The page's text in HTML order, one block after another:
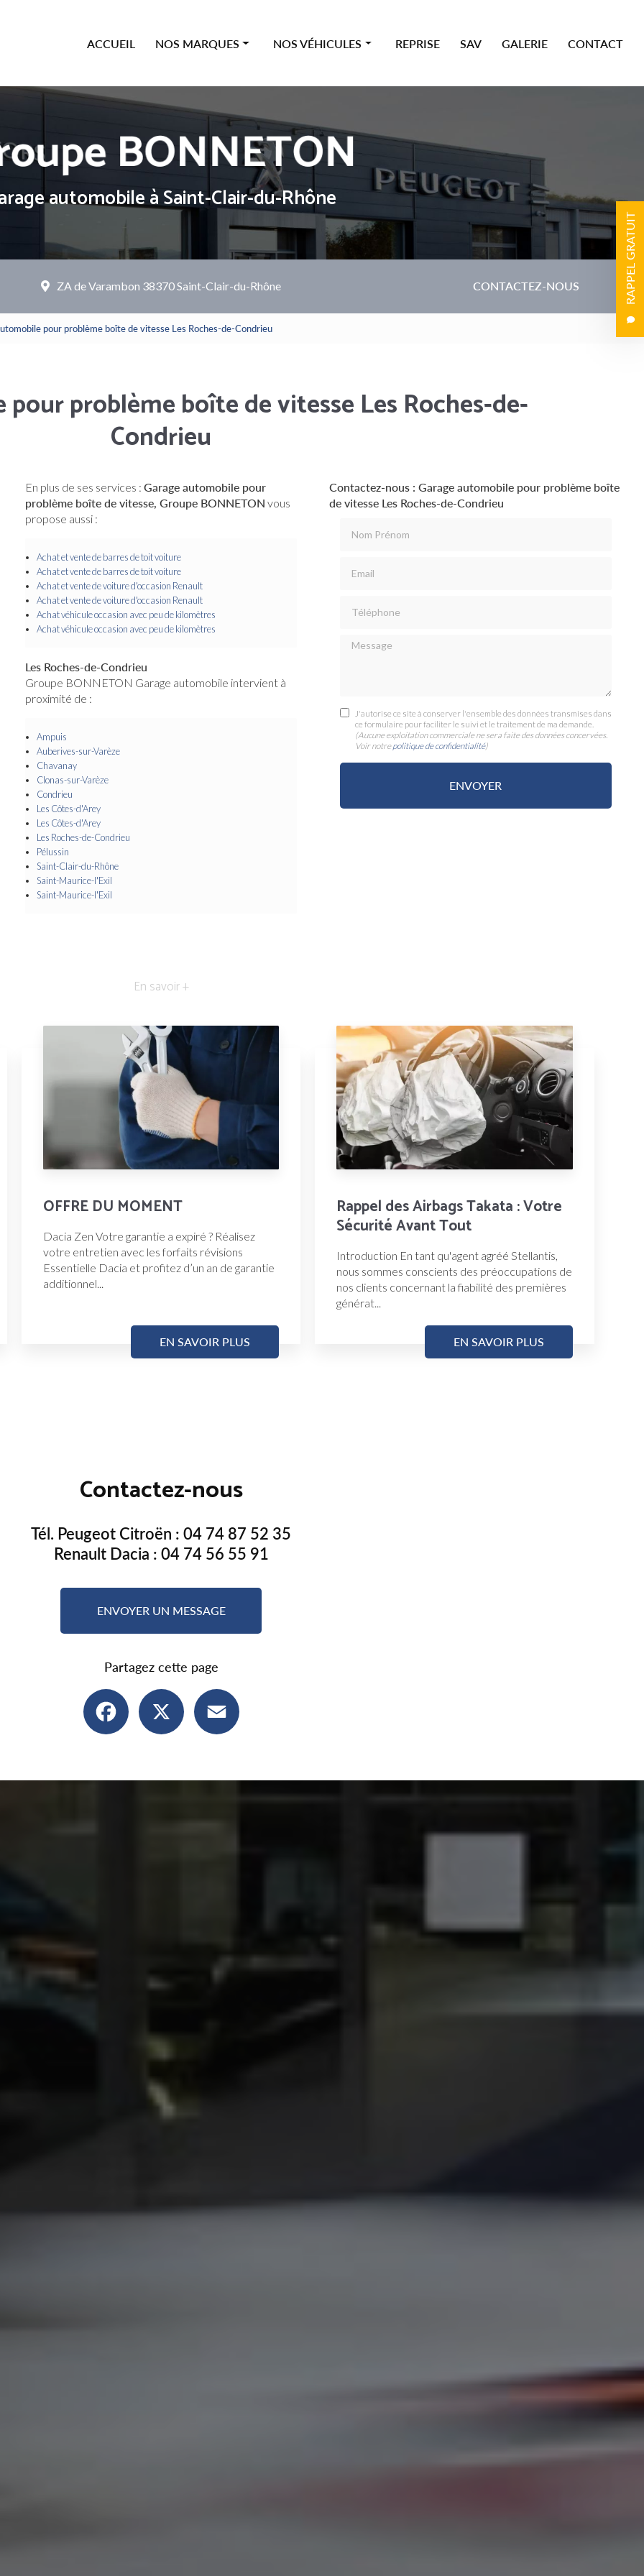
RAPPEL GRATUIT
ACCUEIL NOS MARQUES
Offres Peugeot
Offres Renault
NOS VÉHICULES
Occasions
Véhicules premium
REPRISE SAV GALERIE CONTACT
automobileà Saint-Clair-du-Rhône
ZA de Varambon 38370 Saint-Clair-du-Rhône CONTACTEZ-NOUS
pour problème boîte de vitesse Les Roches-de-Condrieu
problème boîte de vitesse Les Roches-de-
Condrieu
En plus de ses services : Garage automobile pour
problème boîte de vitesse, Groupe BONNETON vous
propose aussi :
Achat et vente de barres de toit voiture
Achat et vente de barres de toit voiture
Achat et vente de voiture d'occasion Renault
Achat et vente de voiture d'occasion Renault
Achat véhicule occasion avec peu de kilomètres
Achat véhicule occasion avec peu de kilomètres
Les Roches-de-Condrieu
Groupe BONNETON Garage automobile intervient à
proximité de :
Ampuis
Auberives-sur-Varèze
Chavanay
Clonas-sur-Varèze
Condrieu
Les Côtes-d'Arey
Les Côtes-d'Arey
Les Roches-de-Condrieu
Pélussin
Saint-Clair-du-Rhône
Saint-Maurice-l'Exil
Saint-Maurice-l'Exil
Contactez-nous : Garage automobile pour problème boîte
de vitesse Les Roches-de-Condrieu
Message
J'autorise ce site à conserver l'ensemble des données transmises dans
ce formulaire pour faciliter le suivi et le traitement de ma demande.
(Aucune exploitation commerciale ne sera faite des données concervées.
Voir notrepolitique de confidentialité)
En savoir +
OFFRE DU MOMENT
Dacia Zen Votre garantie a expiré ? Réalisez
votre entretien avec les forfaits révisions
Essentielle Dacia et profitez d’un an de garantie
additionnel...
EN SAVOIR PLUS
Rappel des Airbags Takata : Votre
Sécurité Avant Tout
Introduction En tant qu'agent agréé Stellantis,
nous sommes conscients des préoccupations de
nos clients concernant la fiabilité des premières
générat...
EN SAVOIR PLUS
Contactez-nous
Tél. Peugeot Citroën : 04 74 87 52 35
Renault Dacia : 04 74 56 55 91
ENVOYER UN MESSAGE
Partagez cette page
Facebook